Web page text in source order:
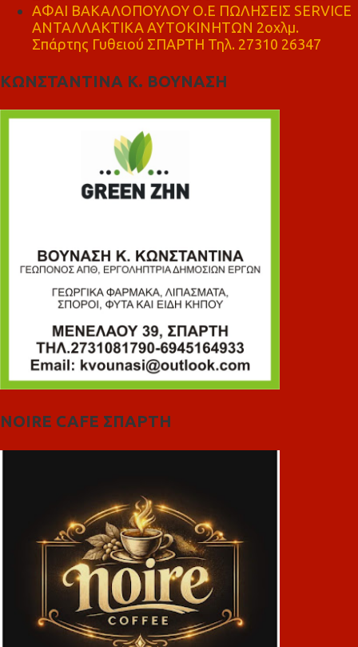
ΑΦΑΙ ΒΑΚΑΛΟΠΟΥΛΟΥ Ο.Ε ΠΩΛΗΣΕΙΣ SERVICE
ΑΝΤΑΛΛΑΚΤΙΚΑ ΑΥΤΟΚΙΝΗΤΩΝ 2οχλμ.
Σπάρτης Γυθειού ΣΠΑΡΤΗ Τηλ. 27310 26347
ΚΩΝΣΤΑΝΤΙΝΑ Κ. ΒΟΥΝΑΣΗ
NOIRE CAFE ΣΠΑΡΤΗ